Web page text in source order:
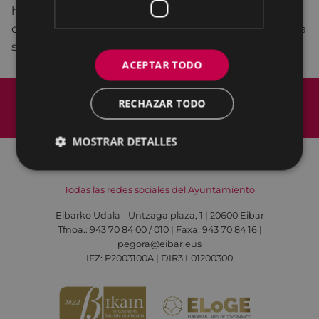
haciendo que el goce de este sea algo más que el
que se pueda experimentar resolviendo una simple
sopa de letras.
Mapa del Sitio
Aviso legal
Política de cookies
Contacto
Todas las redes sociales del Ayuntamiento
Eibarko Udala - Untzaga plaza, 1 | 20600 Eibar
Tfnoa.: 943 70 84 00 / 010 | Faxa: 943 70 84 16 |
pegora@eibar.eus
IFZ: P2003100A | DIR3 L01200300
ACEPTAR TODO
RECHAZAR TODO
MOSTRAR DETALLES